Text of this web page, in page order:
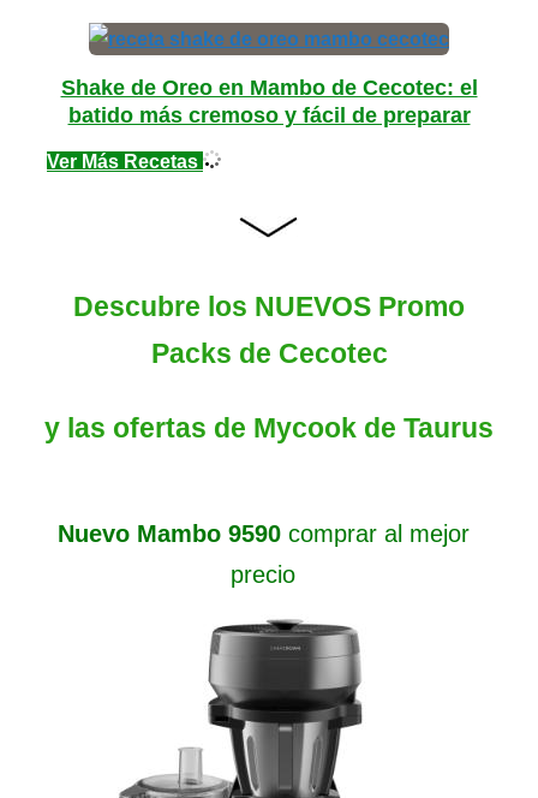
Shake de Oreo en Mambo de Cecotec: el
batido más cremoso y fácil de preparar
Ver Más Recetas
Descubre los NUEVOS Promo
Packs de Cecotec
y las ofertas de Mycook de Taurus
Nuevo Mambo 9590comprar al mejor
precio